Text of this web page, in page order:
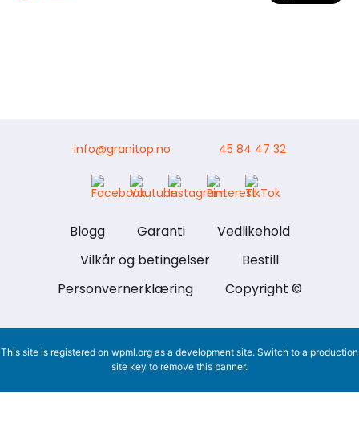
info@granitop.no 45 84 47 32
Blogg Garanti
Vedlikehold
Vilkår og betingelser
Bestill
Personvernerklæring
Copyright ©
This site is registered on wpml.org as a development site. Switch to a production
site key to remove this banner.